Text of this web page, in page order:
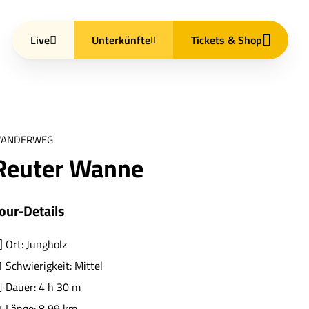
Wanne
Details
Ort: Jungholz
Schwierigkeit: Mittel
Dauer: 4 h 30 m
Live Unterkünfte Tickets & Shop